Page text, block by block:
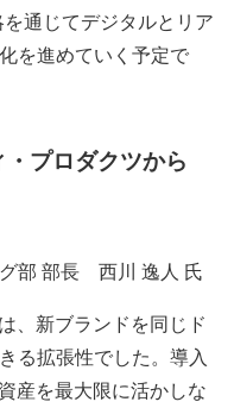
通じてデジタルとリア
を進めていく予定で
プロダクツから
部 部長 西川 逸人 氏
、新ブランドを同じド
る拡張性でした。導入
産を最大限に活かしな